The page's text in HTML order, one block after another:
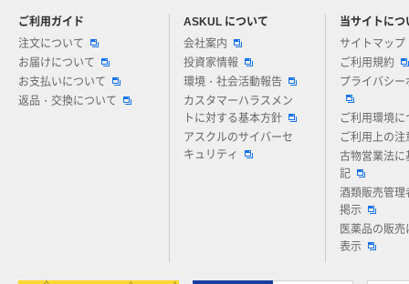
ご利用ガイド
注文について
お届けについて
お支払いについて
返品・交換について
ASKUL について
会社案内
投資家情報
環境・社会活動報告
カスタマーハラスメン
トに対する基本方針
アスクルのサイバーセ
キュリティ
当サイトにつ
サイトマップ
ご利用規約
プライバシー
ご利用環境に
ご利用上の注
古物営業法に
記
酒類販売管理
掲示
医薬品の販売
表示
アスクルについてお気軽にご質問ください